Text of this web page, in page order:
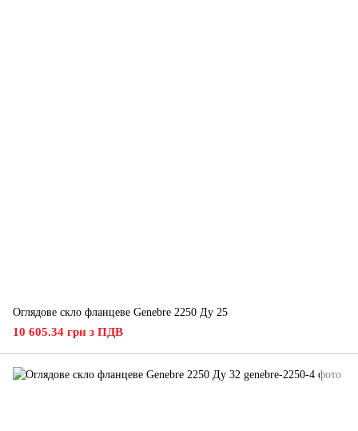
Оглядове скло фланцеве Genebre 2250 Ду 25
10 605.34 грн з ПДВ